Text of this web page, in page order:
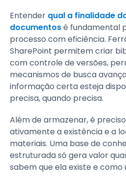
Entender qual a finalidade
documentosé fundamental
processo com eficiência.
SharePoint permitem criar
com controle de versões,
mecanismos de busca
informação certa esteja
precisa, quando precisa.
Além de armazenar, é
ativamente a existência e a
materiais. Uma base de
estruturada só gera valor
sabem que ela existe e como